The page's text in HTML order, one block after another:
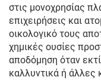
στις μονοχρησίας
επιχειρήσεις και
οικολογικό τους
χημικές ουσίες
αποδόμηση όταν
καλλυντικά ή άλλες